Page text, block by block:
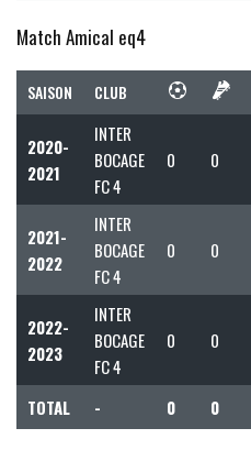
Match Amical eq4
SAISON CLUB
2020-
2021
INTER
BOCAGE
FC 4
0 0
2021-
2022
INTER
BOCAGE
FC 4
0 0
2022-
2023
INTER
BOCAGE
FC 4
0 0
TOTAL - 0 0